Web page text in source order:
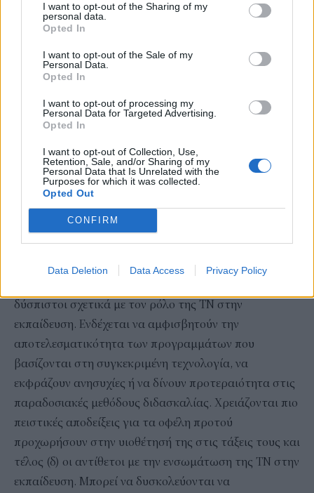
I want to opt-out of the Sharing of my
personal data.
Opted In
I want to opt-out of the Sale of my
Personal Data.
Opted In
I want to opt-out of processing my
Personal Data for Targeted Advertising.
Opted In
I want to opt-out of Collection, Use,
Retention, Sale, and/or Sharing of my
Personal Data that Is Unrelated with the
Purposes for which it was collected.
Opted Out
CONFIRM
Data Deletion Data Access Privacy Policy
αναγνωρίζουν τις δυνατότητες που προσφέρει η ΤΝ να
βελτιώσει τη διαδικασία μάθησης. Εξερευνούν νέες
τεχνολογίες, πειραματίζονται με καινοτόμες μεθόδους
διδασκαλίας και συνεργάζονται με άλλους/ες
πρακτικές. (β) Οι διστακτικοί που αν και
αναγνωρίζουν τα οφέλη, έχουν ανησυχίες σχετικά με
τις πιθανές προκλήσεις και τις επιπτώσεις της
ενσωμάτωσης αυτών των τεχνολογιών στις τάξεις
τους. Ακολουθούν μια σταδιακή προσέγγιση για την
υιοθέτηση της ΤΝ αναζητώντας πρόσθετες πηγές
εκπαίδευσης και υποστήριξης για να χτίσουν την
εμπιστοσύνη και την αυτοπεποίθησή τους να
χρησιμοποιούν αποτελεσματικά εργαλεία που
δύσπιστοι σχετικά με τον ρόλο της ΤΝ στην
εκπαίδευση. Ενδέχεται να αμφισβητούν την
αποτελεσματικότητα των προγραμμάτων που
βασίζονται στη συγκεκριμένη τεχνολογία, να
εκφράζουν ανησυχίες ή να δίνουν προτεραιότητα στις
παραδοσιακές μεθόδους διδασκαλίας. Χρειάζονται πιο
πειστικές αποδείξεις για τα οφέλη προτού
προχωρήσουν στην υιοθέτησή της στις τάξεις τους και
τέλος (δ) οι αντίθετοι με την ενσωμάτωση της ΤΝ στην
εκπαίδευση. Μπορεί να δυσκολεύονται να